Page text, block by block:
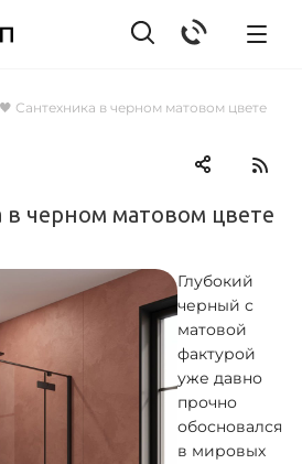
🖤 Сантехника в черном матовом цвете
в черном матовом цвете
Глубокий
черный с
матовой
фактурой
уже давно
прочно
обосновался
в мировых